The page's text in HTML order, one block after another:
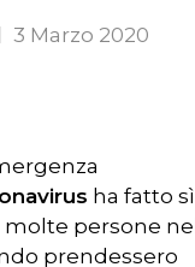
3 Marzo 2020
ha fatto sì
molte persone nel
prendessero